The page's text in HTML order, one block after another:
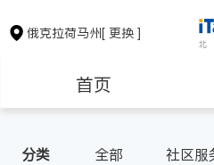
俄克拉荷马州[ 更换 ]
首页
分类 全部 社区服